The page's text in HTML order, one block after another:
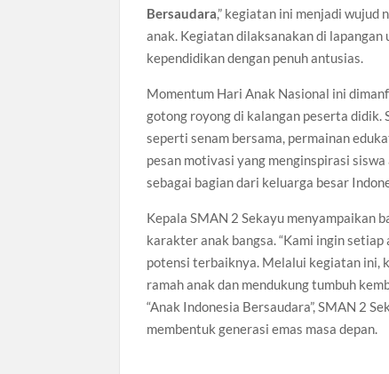
Bersaudara,” kegiatan ini menjadi wujud
anak. Kegiatan dilaksanakan di
kependidikan dengan penuh antusias.
Momentum Hari Anak Nasional ini
gotong royong di kalangan peserta
seperti senam bersama, permainan
pesan motivasi yang menginspirasi
sebagai bagian dari keluarga besar
Kepala SMAN 2 Sekayu menyampaikan
karakter anak bangsa. “Kami ingin
potensi terbaiknya. Melalui kegiatan ini,
ramah anak dan mendukung tumbuh
“Anak Indonesia Bersaudara”, SMAN 2
membentuk generasi emas masa depan.